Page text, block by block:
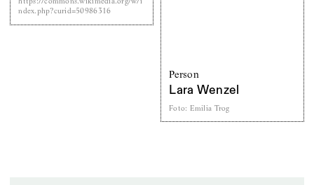
ndex.php?curid=50986316
Person
Lara Wenzel
Foto: Emilia Trog